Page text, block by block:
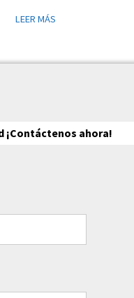
LEER MÁS
¡Contáctenos ahora!